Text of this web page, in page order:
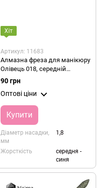
Хіт
Артикул: 11683
Алмазна фреза для манікюру
Олівець 018, середній
абразив, P860m018 Nisima
90 грн
Оптові ціни
Купити
Діаметр насадки,
мм
1,8
Жорсткість
середня -
синя